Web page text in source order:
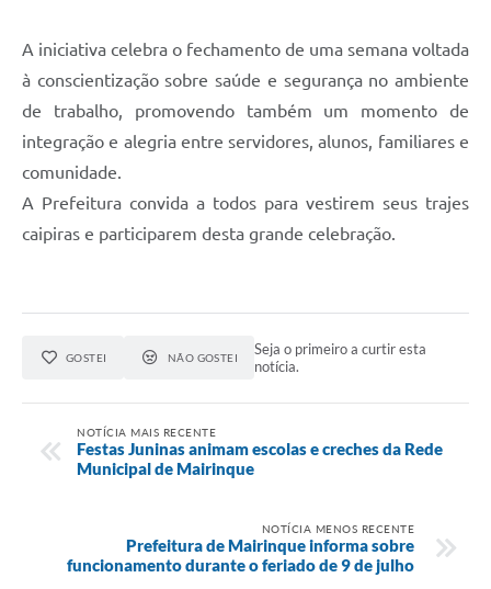
A iniciativa celebra o fechamento de uma semana voltada
à conscientização sobre saúde e segurança no ambiente
de trabalho, promovendo também um momento de
integração e alegria entre servidores, alunos, familiares e
comunidade.
A Prefeitura convida a todos para vestirem seus trajes
caipiras e participarem desta grande celebração.
GOSTEI NÃO GOSTEI
Seja o primeiro a curtir esta
notícia.
NOTÍCIA MAIS RECENTE
Festas Juninas animam escolas e creches da Rede
Municipal de Mairinque
NOTÍCIA MENOS RECENTE
Prefeitura de Mairinque informa sobre
funcionamento durante o feriado de 9 de julho